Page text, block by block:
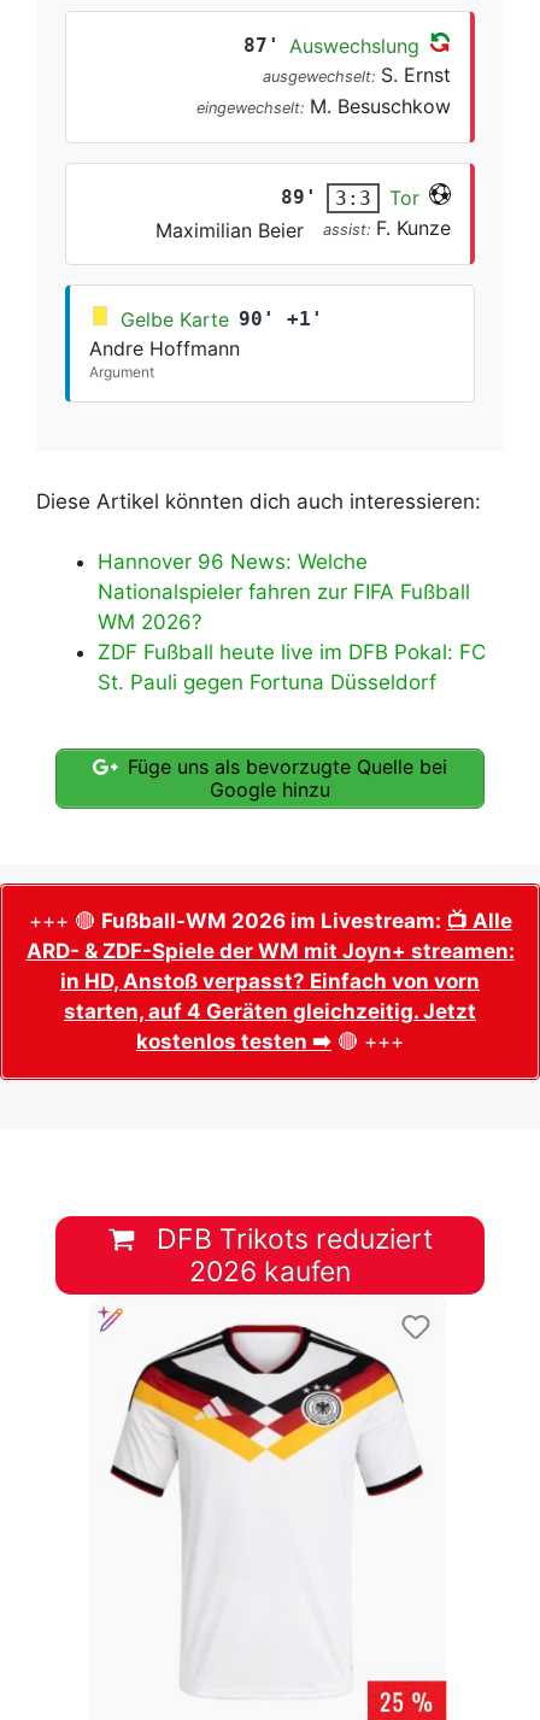
87' Auswechslung
ausgewechselt: S. Ernst
eingewechselt: M. Besuschkow
89' 3:3
Tor
Maximilian Beier
assist: F. Kunze
Gelbe Karte 90' +1'
Andre Hoffmann
Argument
Diese Artikel könnten dich auch interessieren:
Hannover 96 News: Welche
Nationalspieler fahren zur FIFA Fußball
WM 2026?
ZDF Fußball heute live im DFB Pokal: FC
St. Pauli gegen Fortuna Düsseldorf
Füge uns als bevorzugte Quelle bei
Google hinzu
+++ 🔴 Fußball-WM 2026 im Livestream: 📺 Alle
ARD- & ZDF-Spiele der WM mit Joyn+ streamen:
in HD, Anstoß verpasst? Einfach von vorn
starten, auf 4 Geräten gleichzeitig. Jetzt
kostenlos testen ➡️ 🔴 +++
DFB Trikots reduziert
2026 kaufen